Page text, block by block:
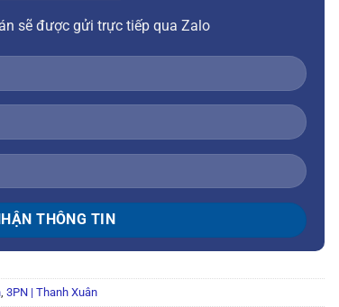
sẽ được gửi trực tiếp qua Zalo
,3PN | Thanh Xuân